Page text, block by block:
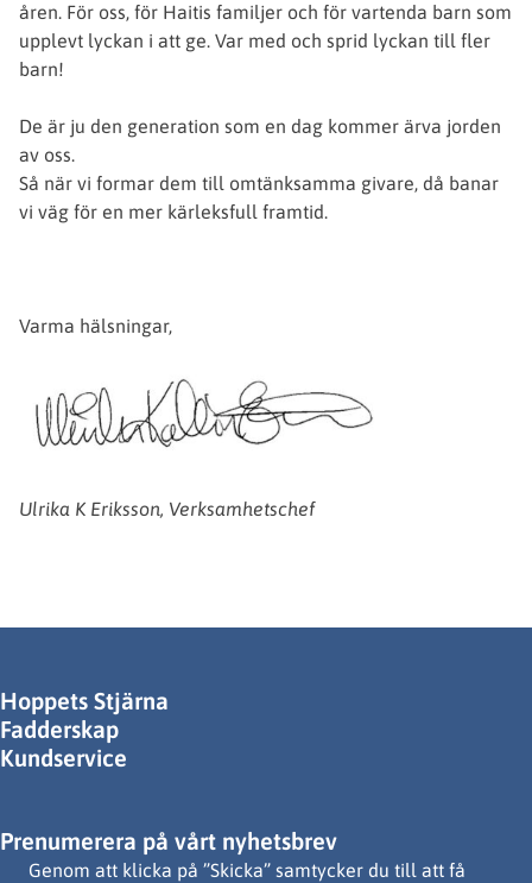
åren. För oss, för Haitis familjer och för vartenda barn som
upplevt lyckan i att ge. Var med och sprid lyckan till fler
barn!
De är ju den generation som en dag kommer ärva jorden
av oss.
Så när vi formar dem till omtänksamma givare, då banar
vi väg för en mer kärleksfull framtid.
Varma hälsningar,
Ulrika K Eriksson, Verksamhetschef
Hoppets Stjärna
Fadderskap
Kundservice
Prenumerera på vårt nyhetsbrev
Genom att klicka på ”Skicka” samtycker du till att få